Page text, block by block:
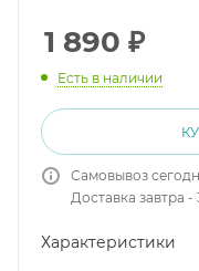
1 890 ₽
Есть в наличии
Самовывоз
Доставка завтра -
Характеристики